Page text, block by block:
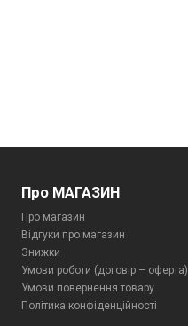
Про МАГАЗИН
Про магазин
Відгуки про магазин
Знижки
Умови роботи (договір – оферта)
Умови повернення товару
Політика конфіденційності